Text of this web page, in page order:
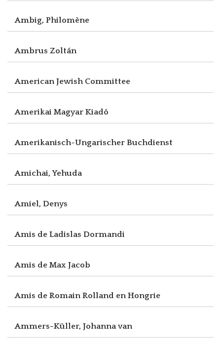
Ambig, Philomène
Ambrus Zoltán
American Jewish Committee
Amerikai Magyar Kiadó
Amerikanisch-Ungarischer Buchdienst
Amichai, Yehuda
Amiel, Denys
Amis de Ladislas Dormandi
Amis de Max Jacob
Amis de Romain Rolland en Hongrie
Ammers-Küller, Johanna van